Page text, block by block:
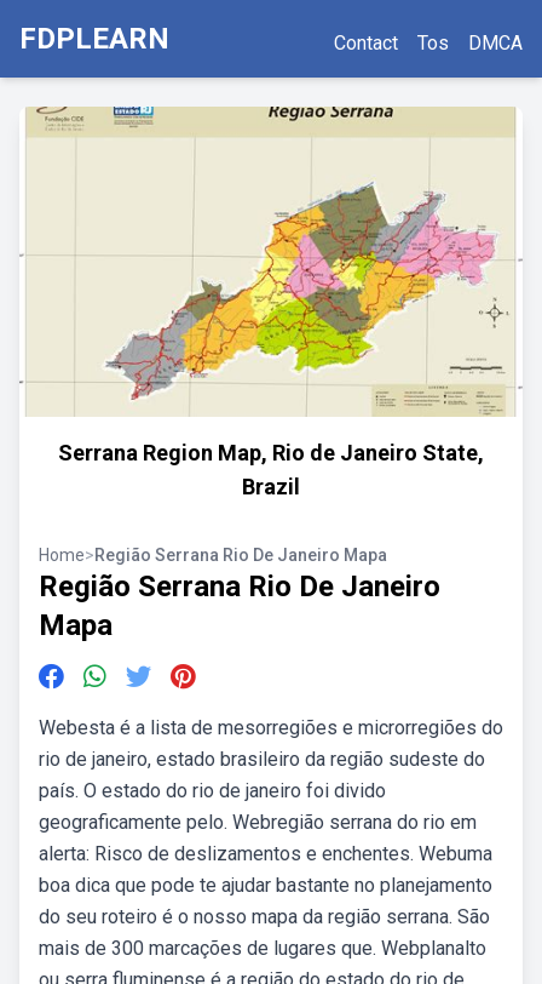
FDPLEARN Contact Tos DMCA
Serrana Region Map, Rio de Janeiro State,
Brazil
Home>Região Serrana Rio De Janeiro Mapa
Região Serrana Rio De Janeiro
Mapa
Webesta é a lista de mesorregiões e microrregiões do
rio de janeiro, estado brasileiro da região sudeste do
país. O estado do rio de janeiro foi divido
geograficamente pelo. Webregião serrana do rio em
alerta: Risco de deslizamentos e enchentes. Webuma
boa dica que pode te ajudar bastante no planejamento
do seu roteiro é o nosso mapa da região serrana. São
mais de 300 marcações de lugares que. Webplanalto